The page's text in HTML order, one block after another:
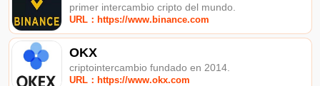
primer intercambio cripto del mundo.
URL：https://www.binance.com
OKX
criptointercambio fundado en 2014.
URL：https://www.okx.com